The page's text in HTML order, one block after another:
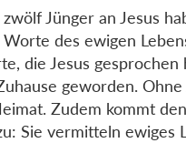
Jünger an Jesus
des ewigen
die Jesus gesprochen
geworden. Ohne
Zudem kommt
Sie vermitteln ewiges